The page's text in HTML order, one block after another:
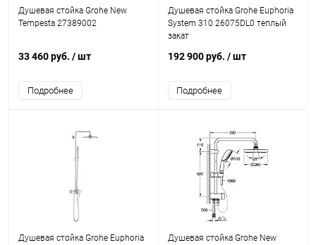
Душевая стойка Grohe New
Tempesta 27389002
33 460 руб. / шт
Подробнее
Душевая стойка Grohe Euphoria
System 310 26075DL0 теплый
закат
192 900 руб. / шт
Подробнее
Душевая стойка Grohe Euphoria
Душевая стойка Grohe New